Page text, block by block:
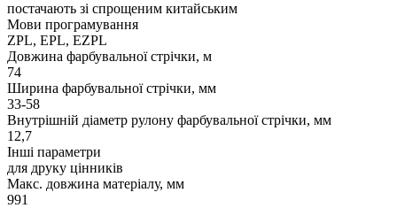
постачають зі спрощеним китайським
Мови програмування
ZPL, EPL, EZPL
Довжина фарбувальної стрічки, м
74
Ширина фарбувальної стрічки, мм
33-58
Внутрішній діаметр рулону фарбувальної стрічки, мм
12,7
Інші параметри
для друку цінників
Макс. довжина матеріалу, мм
991